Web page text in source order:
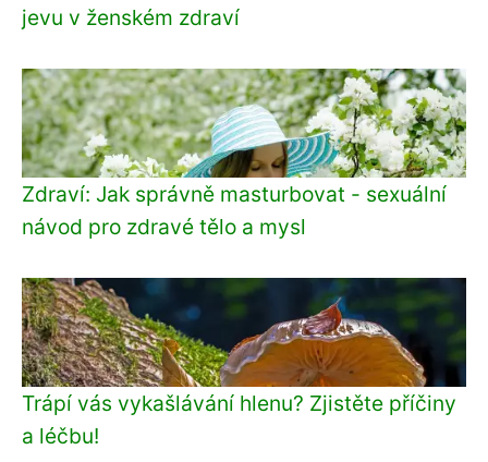
jevu v ženském zdraví
Zdraví: Jak správně masturbovat - sexuální
návod pro zdravé tělo a mysl
Trápí vás vykašlávání hlenu? Zjistěte příčiny
a léčbu!